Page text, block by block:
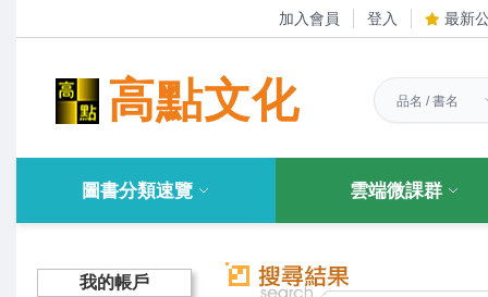
加入會員 登入 最新
高點文化
圖書分類速覽 雲端微課群
我的帳戶